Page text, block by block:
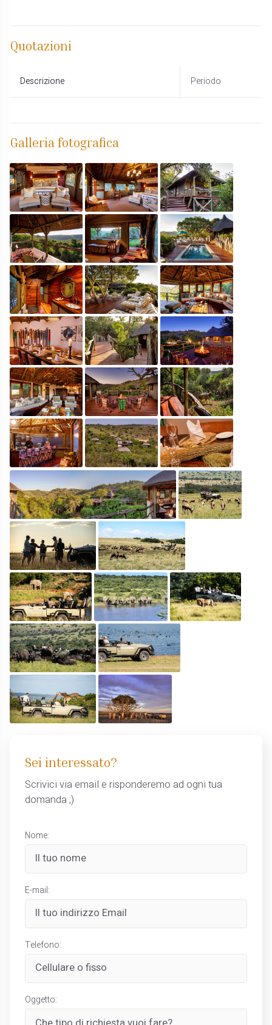
Quotazioni
Descrizione Periodo
Galleria fotografica
Sei interessato?
Scrivici via email e risponderemo ad ogni tua
domanda ;)
Nome:
E-mail:
Telefono:
Oggetto: